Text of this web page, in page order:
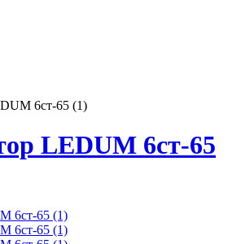
6ст-65 (1)
LEDUM 6ст-65